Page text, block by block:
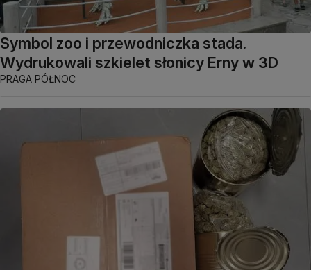
Symbol zoo i przewodniczka stada.
Wydrukowali szkielet słonicy Erny w 3D
PRAGA PÓŁNOC